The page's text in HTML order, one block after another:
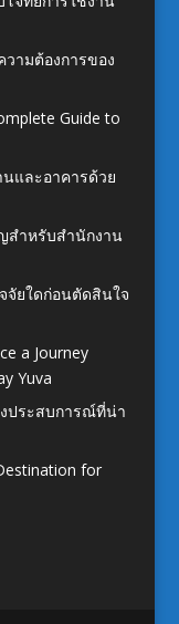
ามต้องการของ
Guide to
นและอาคารด้วย
สำหรับสำนักงาน
ยใดก่อนตัดสินใจ
a Journey
Yuva
ประสบการณ์ที่น่า
for